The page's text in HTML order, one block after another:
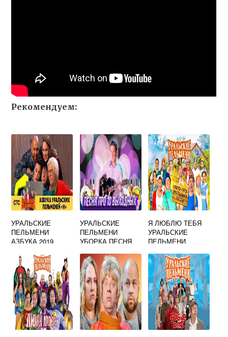
Рекомендуем:
УРАЛЬСКИЕ
ПЕЛЬМЕНИ
АЗБУКА 2019
УРАЛЬСКИЕ
ПЕЛЬМЕНИ
УБОРКА ПЕСНЯ
Я ЛЮБЛЮ ТЕБЯ
УРАЛЬСКИЕ
ПЕЛЬМЕНИ